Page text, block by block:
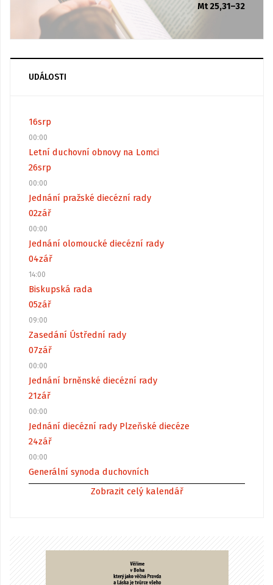
Mt 25,31–32
UDÁLOSTI
16srp
00:00
Letní duchovní obnovy na Lomci
26srp
00:00
Jednání pražské diecézní rady
02zář
00:00
Jednání olomoucké diecézní rady
04zář
14:00
Biskupská rada
05zář
09:00
Zasedání Ústřední rady
07zář
00:00
Jednání brněnské diecézní rady
21zář
00:00
Jednání diecézní rady Plzeňské diecéze
24zář
00:00
Generální synoda duchovních
Zobrazit celý kalendář